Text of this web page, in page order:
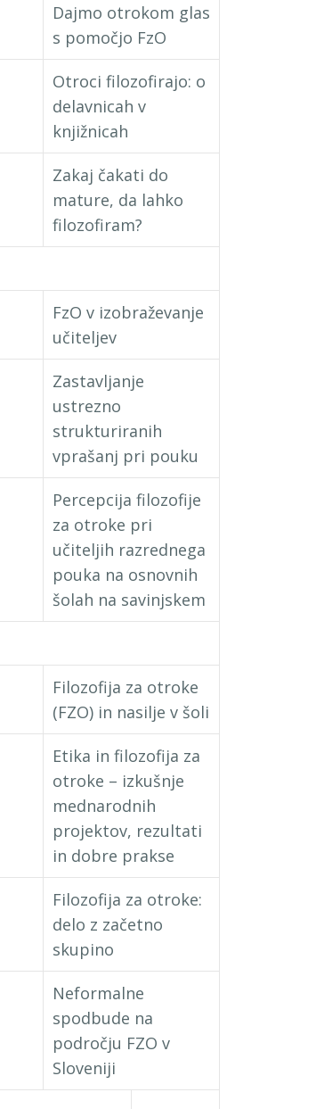
Dajmo otrokom glas
s pomočjo FzO
Otroci filozofirajo: o
delavnicah v
knjižnicah
Zakaj čakati do
mature, da lahko
filozofiram?
FzO v izobraževanje
učiteljev
Zastavljanje
ustrezno
strukturiranih
vprašanj pri pouku
Percepcija filozofije
za otroke pri
učiteljih razrednega
pouka na osnovnih
šolah na savinjskem
Filozofija za otroke
(FZO) in nasilje v šoli
Etika in filozofija za
otroke – izkušnje
mednarodnih
projektov, rezultati
in dobre prakse
Filozofija za otroke:
delo z začetno
skupino
Neformalne
spodbude na
področju FZO v
Sloveniji